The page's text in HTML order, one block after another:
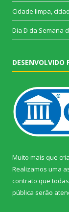
Cidade limpa,
Dia D da Semana
DESENVOLVIDO
Muito mais que
Realizamos uma
contrato que
pública serão